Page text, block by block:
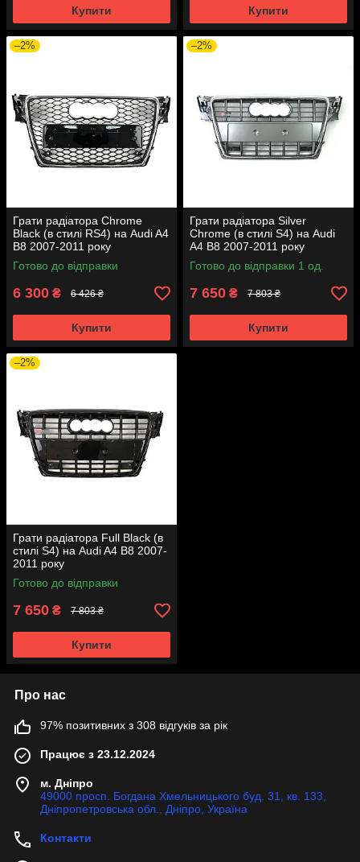
Купити Купити
–2%
Грати радіатора Chrome
Black (в стилі RS4) на Audi A4
B8 2007-2011 року
Готово до відправки
6 300 ₴ 6 426 ₴
Купити
–2%
Грати радіатора Silver
Chrome (в стилі S4) на Audi
A4 B8 2007-2011 року
Готово до відправки 1 од.
7 650 ₴ 7 803 ₴
Купити
–2%
Грати радіатора Full Black (в
стилі S4) на Audi A4 B8 2007-
2011 року
Готово до відправки
7 650 ₴ 7 803 ₴
Купити
Про нас
97% позитивних з 308 відгуків за рік
Працює з 23.12.2024
м. Дніпро
49000 просп. Богдана Хмельницького буд. 31, кв. 133,
Дніпропетровська обл., Дніпро, Україна
Контакти